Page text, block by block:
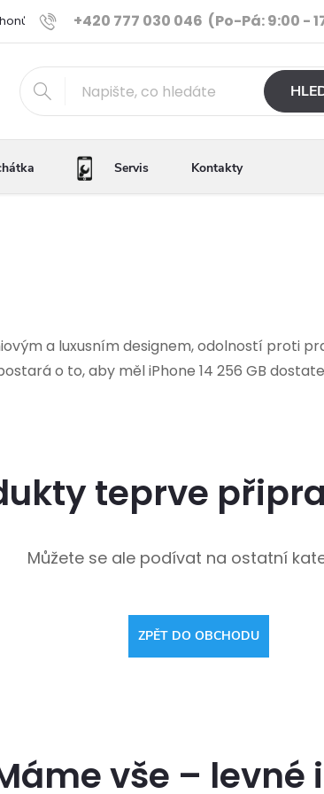
+420 777 030 046 (Po-Pá: 9:00 -
Ověřené iPhony Výhody e-shopu
Servis Kontakty
a luxusním designem, odolností proti
o to, aby měl iPhone 14 256 GB
teprve
Můžete se ale podívat na ostatní
ZPĚT DO OBCHODU
vše – levné